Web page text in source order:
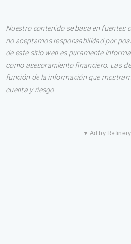
Nuestro contenido se basa en fuentes
no aceptamos responsabilidad por
de este sitio web es puramente
como asesoramiento financiero. Las
función de la información que
cuenta y riesgo.
▼ Ad by